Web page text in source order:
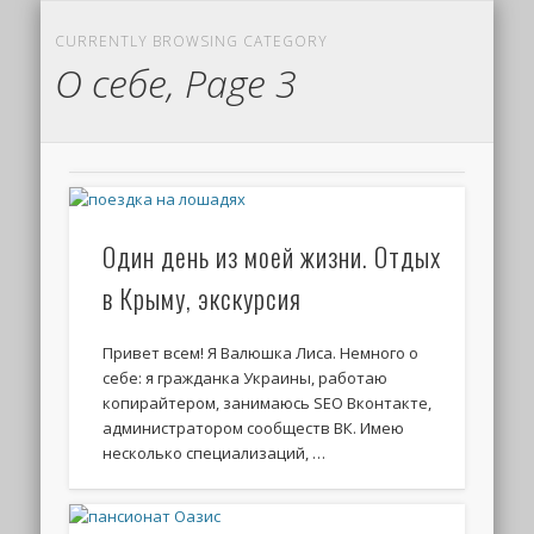
CURRENTLY BROWSING CATEGORY
О себе, Page 3
Один день из моей жизни. Отдых
в Крыму, экскурсия
Привет всем! Я Валюшка Лиса. Немного о
себе: я гражданка Украины, работаю
копирайтером, занимаюсь SEO Вконтакте,
администратором сообществ ВК. Имею
несколько специализаций, …